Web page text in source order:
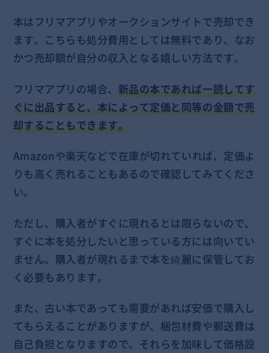
本はフリマアプリやオークションサイトで売却でき
ます。こちらも処分費用としては無料であり、なお
かつ売却額が自分の収入となる嬉しい方法です。
フリマアプリの場合、 新品の本であれば一読してす
ぐに出品すると、本によって定価と同等の金額で売
却することもできます。
Amazonや楽天などで在庫が切れていれば、定価よ
りも高く売れることもあるので確認してみてくださ
い。
ただし、購入者がすぐに現れるとは限らないので、
すぐに本を処分したいと思っている方には向いてい
ません。購入者が現れるまで本を綺麗に保管してお
く必要もあります。
また、古い本であっても需要があれば安価で購入し
てもらえることがありますが、梱包材費や郵送費は
自己負担となりますので、それらを加味して価格設